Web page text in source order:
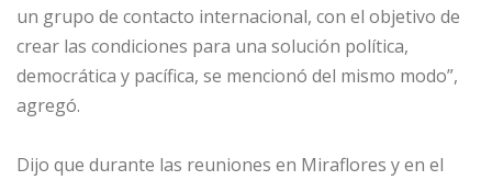
un grupo de contacto internacional, con el objetivo de
crear las condiciones para una solución política,
democrática y pacífica, se mencionó del mismo modo”,
agregó.
Dijo que durante las reuniones en Miraflores y en el